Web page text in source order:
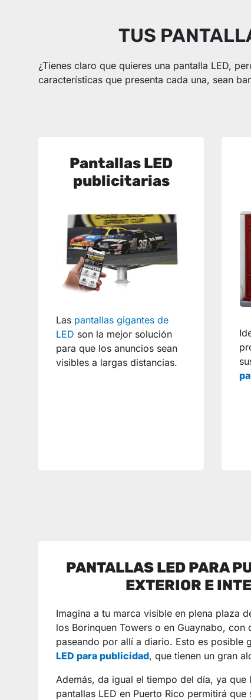
TUS
¿Tienes claro que quieres una pantalla LED,
características que presenta cada una, sean
Pantallas LED
publicitarias
Las pantallas gigantes de
LED son la mejor solución
para que los anuncios sean
visibles a largas distancias.
PANTALLAS LED PARA
EXTERIOR E
Imagina a tu marca visible en plena plaza
los Borinquen Towers o en Guaynabo, con
paseando por allí a diario. Esto es posible
LED para publicidad, que tienen un gran
Además, da igual el tiempo del día, ya que
pantallas LED en Puerto Rico permitirá